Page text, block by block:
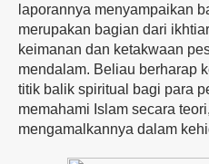
laporannya menyampaikan
merupakan bagian dari ikhtiar
keimanan dan ketakwaan
mendalam. Beliau berharap
titik balik spiritual bagi para
memahami Islam secara teori,
mengamalkannya dalam